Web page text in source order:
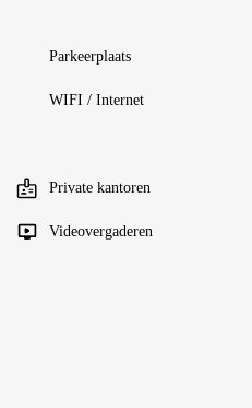
Parkeerplaats
WIFI / Internet
Private kantoren
Videovergaderen